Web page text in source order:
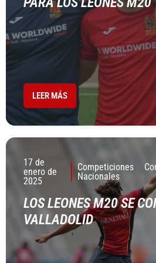
LEER MÁS
17 de
enero de
2025
Competiciones
Nacionales
LOS LEONES M20 SE
VALLADOLID